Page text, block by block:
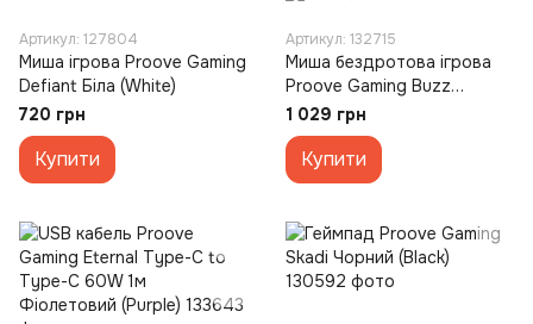
Артикул: 127804
Миша ігрова Proove Gaming
Defiant Біла (White)
720 грн
Купити
Артикул: 132715
Миша бездротова ігрова
Proove Gaming Buzz
Чорний (Black)
1 029 грн
Купити